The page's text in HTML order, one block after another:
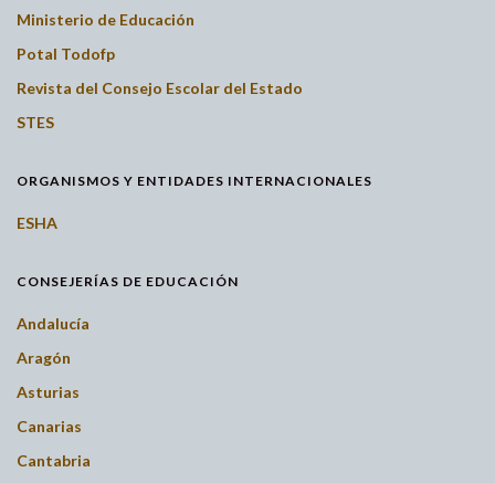
Ministerio de Educación
Potal Todofp
Revista del Consejo Escolar del Estado
STES
ORGANISMOS Y ENTIDADES INTERNACIONALES
ESHA
CONSEJERÍAS DE EDUCACIÓN
Andalucía
Aragón
Asturias
Canarias
Cantabria